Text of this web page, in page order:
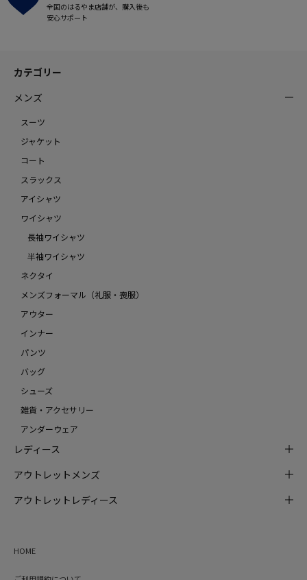
全国のはるやま店舗が、購入後も
安心サポート
カテゴリー
メンズ
スーツ
ジャケット
コート
スラックス
アイシャツ
ワイシャツ
長袖ワイシャツ
半袖ワイシャツ
ネクタイ
メンズフォーマル（礼服・喪服）
アウター
インナー
パンツ
バッグ
シューズ
雑貨・アクセサリー
アンダーウェア
レディース
アウトレットメンズ
アウトレットレディース
HOME